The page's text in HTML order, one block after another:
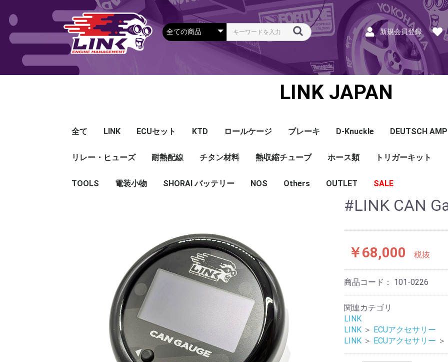
新規会員登録
LINK JAPAN
全て LINK
Plug-in ECU Honda
Mazda
Mitsubishi
Nissan
Subaru
Toyota
その他
Wire-in ECU G5
G4X
G4＋
PDM
ECUアクセサリー Looms and Cables Terminals and Plugs
G1 - G4
CAN and Tuning
G4X - G4+
Mapセンサー
温度センサー
その他センサー
Exhaust O2センサー
CAN EGT modules
DI Driver
Ignition
Injection
Peripherals
Tuning Tools
E-Throttle
Driver Display
CAN Keypad
Apparel Hat
T-shirts
Foodies
ECUセット KTD
Looms
CAN＆Tuning ケーブ
コネクタ＆Pin
Wire-in ハーネス
拡張ハーネス G4+Kurofune
MAZDA
MITSUBISHI
HONDA
TOYOTA
NISSAN
センサー クランクセンサー
温度センサー
MAPセンサー
圧力センサー
ノックセンサー
CAN ラムダ 空燃比
ブーストコントロール
Injector
ISC
その他
Ignition Coil
クラセン
サージタンク
EXマニ
燃料
電スロ
シリコンホース
エンジンハーネス
ハーネスラベル
エアクリーナー
スイッチ
アダプタ類
その他
ロールケージ ブレーキ D-Knuckle DEUTSCH AMP
AMP SSC
DTM
DT
DTP
その他
リレー・ヒューズ
リレー
リレーBOX
ヒューズケース
ブレーカー式ブレード
ブレーカー
耐熱配線
ETFE 配線
シールド線
モールド線
FEP 配線
シールド線
モールド線
チタン材料 熱収縮チューブ
ハンダ付 収縮チュー
耐熱収縮メッシュチュ
切れ込み付 メッシュ
DR
DW
DW クリア
その他
ホース類
シリコンホース
耐熱スリーブ
バキュームホース
燃料ホース
トリガーキット
TOOLS 電装小物 SHORAI バッテリー NOS Others
エンジンハーネス
OUTLET SALE
ECU
PDM
CAN and Tuning
CAN Keypad/Button
LOOMS
MAPセンサー
温度センサー
イグニッション
インジェクション
CAN Lambda
チューニングツール
圧力センサー
電動スロットル
ブーストコントロー
EGT
アクセサリー・他
#LINK CAN
￥68,000 税抜
商品コード： 101-0226
関連カテゴリ
LINK
LINK ＞ ECUアクセサリー
LINK ＞ ECUアクセサリー ＞